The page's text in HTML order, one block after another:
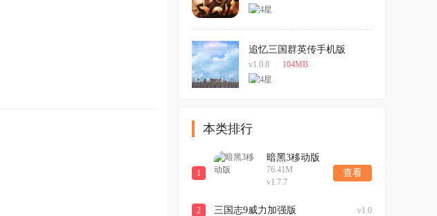
追忆三国群英传手机版
v1.0.8 104MB
本类排行
1
暗黑3移动版
76.41M
v1.7.7
查看
2 三国志9威力加强版 v1.0